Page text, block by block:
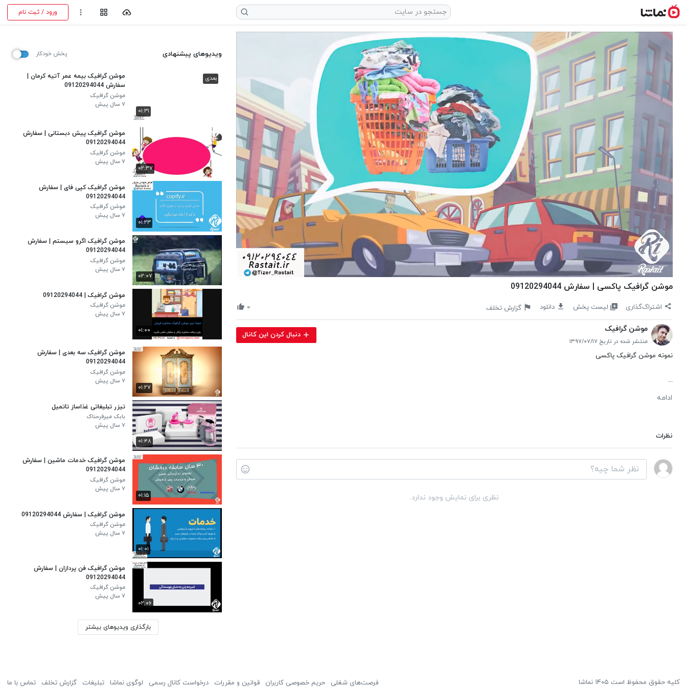
ورود / ثبت نام
موشن گرافیک پاکسی | سفارش 09120294044
اشتراک‌گذاری لیست پخش دانلود گزارش تخلف ۰
موشن گرافیک
منتشر شده در تاریخ ۱۳۹۷/۰۷/۱۷
دنبال کردن این کانال
نمونه موشن گرافیک پاکسی
...
ادامه
نظرات
نظری برای نمایش وجود ندارد.
ویدیوهای پیشنهادی پخش خودکار
۰۱:۳۱
بعدی
موشن گرافیک بیمه عمر آتیه کرمان |
سفارش 09120294044
موشن گرافیک
۷ سال پیش
۰۲:۳۷
موشن گرافیک پیش دبستانی | سفارش
09120294044
موشن گرافیک
۷ سال پیش
۰۱:۲۳
موشن گرافیک کپی فای | سفارش
09120294044
موشن گرافیک
۷ سال پیش
۰۲:۰۷
موشن گرافیک اگرو سیستم | سفارش
09120294044
موشن گرافیک
۷ سال پیش
۰۱:۰۰
موشن گرافیک | 09120294044
موشن گرافیک
۷ سال پیش
۰۱:۲۷
موشن گرافیک سه بعدی | سفارش
09120294044
موشن گرافیک
۷ سال پیش
۰۱:۴۸
تیزر تبلیغاتی غذاساز تاتمیل
بابک میرفرحناک
۷ سال پیش
۰۱:۱۵
موشن گرافیک خدمات ماشین | سفارش
09120294044
موشن گرافیک
۷ سال پیش
۰۱:۰۱
موشن گرافیک | سفارش 09120294044
موشن گرافیک
۷ سال پیش
۰۲:۰۶
موشن گرافیک فن پردازان | سفارش
09120294044
موشن گرافیک
۷ سال پیش
بارگذاری ویدیوهای بیشتر
کلیه حقوق محفوظ است ۱۴۰۵ نماشا فرصت‌های شغلی حریم خصوصی کاربران قوانین و مقررات درخواست کانال رسمی لوگوی نماشا تبلیغات گزارش تخلف تماس با ما